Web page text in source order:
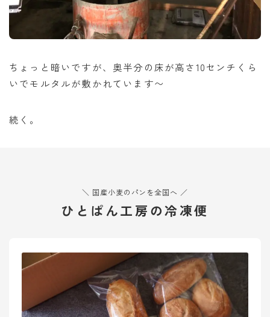
ちょっと暗いですが、奥半分の床が高さ10センチくら
いでモルタルが敷かれています〜
続く。
＼ 国産小麦のパンを全国へ ／
ひとぱん工房の冷凍便